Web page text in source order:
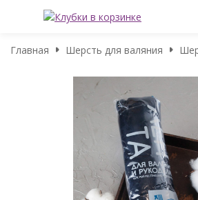
Главная Шерсть для валяния